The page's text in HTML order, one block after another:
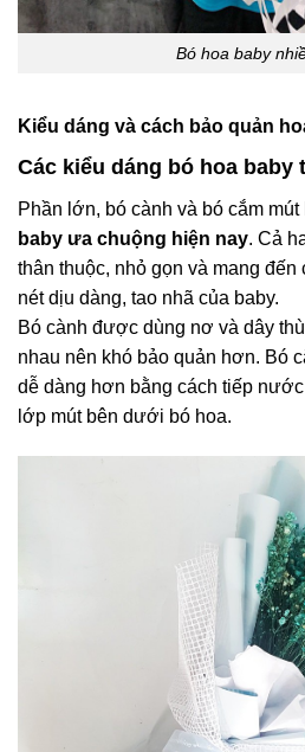
Bó hoa baby
Kiểu dáng và cách bảo quản
Các kiểu dáng bó hoa baby
Phần lớn, bó cành và bó cắm mút
baby ưa chuộng hiện nay. Cả
thân thuộc, nhỏ gọn và mang
nét dịu dàng, tao nhã của baby.
Bó cành được dùng nơ và dây
nhau nên khó bảo quản hơn. Bó
dễ dàng hơn bằng cách tiếp
lớp mút bên dưới bó hoa.